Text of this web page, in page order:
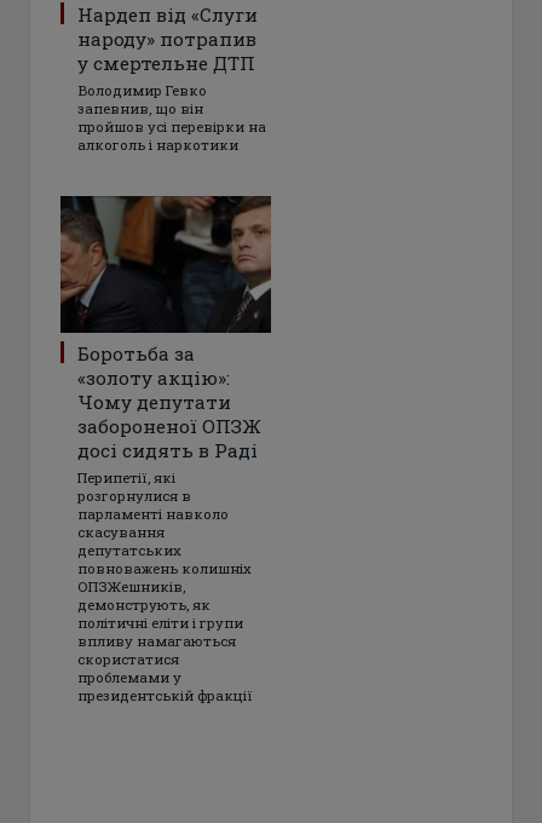
Нардеп від «Слуги
народу» потрапив
у смертельне ДТП
Володимир Гевко
запевнив, що він
пройшов усі перевірки на
алкоголь і наркотики
Боротьба за
«золоту акцію»:
Чому депутати
забороненої ОПЗЖ
досі сидять в Раді
Перипетії, які
розгорнулися в
парламенті навколо
скасування
депутатських
повноважень колишніх
ОПЗЖешників,
демонструють, як
політичні еліти і групи
впливу намагаються
скористатися
проблемами у
президентській фракції